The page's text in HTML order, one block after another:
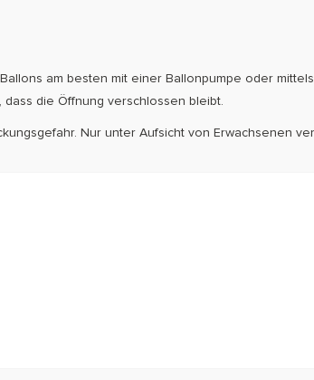
am besten mit einer Ballonpumpe oder
die Öffnung verschlossen bleibt.
Nur unter Aufsicht von Erwachsenen